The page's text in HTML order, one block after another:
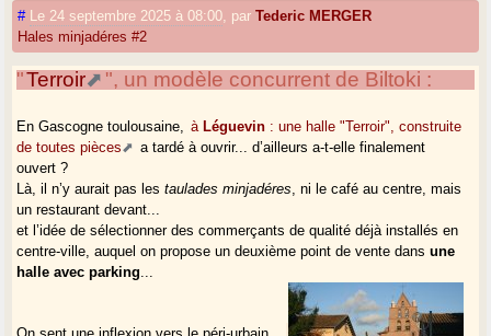
# Le 24 septembre 2025 à 08:00, parTederic MERGER
Hales minjadéres #2
"Terroir ", un modèle concurrent de Biltoki :
En Gascogne toulousaine, à Léguevin : une halle "Terroir", construite
de toutes pièces
a tardé à ouvrir... d’ailleurs a-t-elle finalement
ouvert ?
Là, il n’y aurait pas lestaulades minjadéres, ni le café au centre, mais
un restaurant devant...
et l’idée de sélectionner des commerçants de qualité déjà installés en
centre-ville, auquel on propose un deuxième point de vente dansune
halle avec parking...